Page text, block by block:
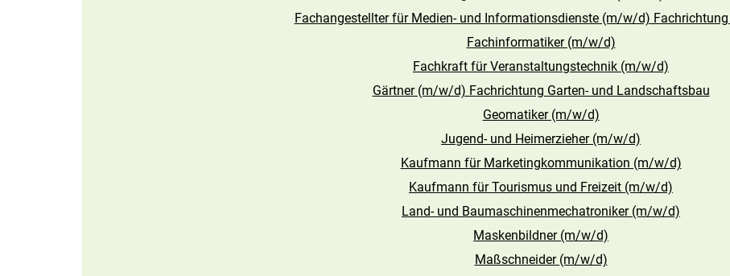
Fachangestellter für Medien- und Informationsdienste (m/w/d)
Fachinformatiker (m/w/d)
Fachkraft für Veranstaltungstechnik (m/w/d)
Gärtner (m/w/d) Fachrichtung Garten- und Landschaftsbau
Geomatiker (m/w/d)
Jugend- und Heimerzieher (m/w/d)
Kaufmann für Marketingkommunikation (m/w/d)
Kaufmann für Tourismus und Freizeit (m/w/d)
Land- und Baumaschinenmechatroniker (m/w/d)
Maskenbildner (m/w/d)
Maßschneider (m/w/d)